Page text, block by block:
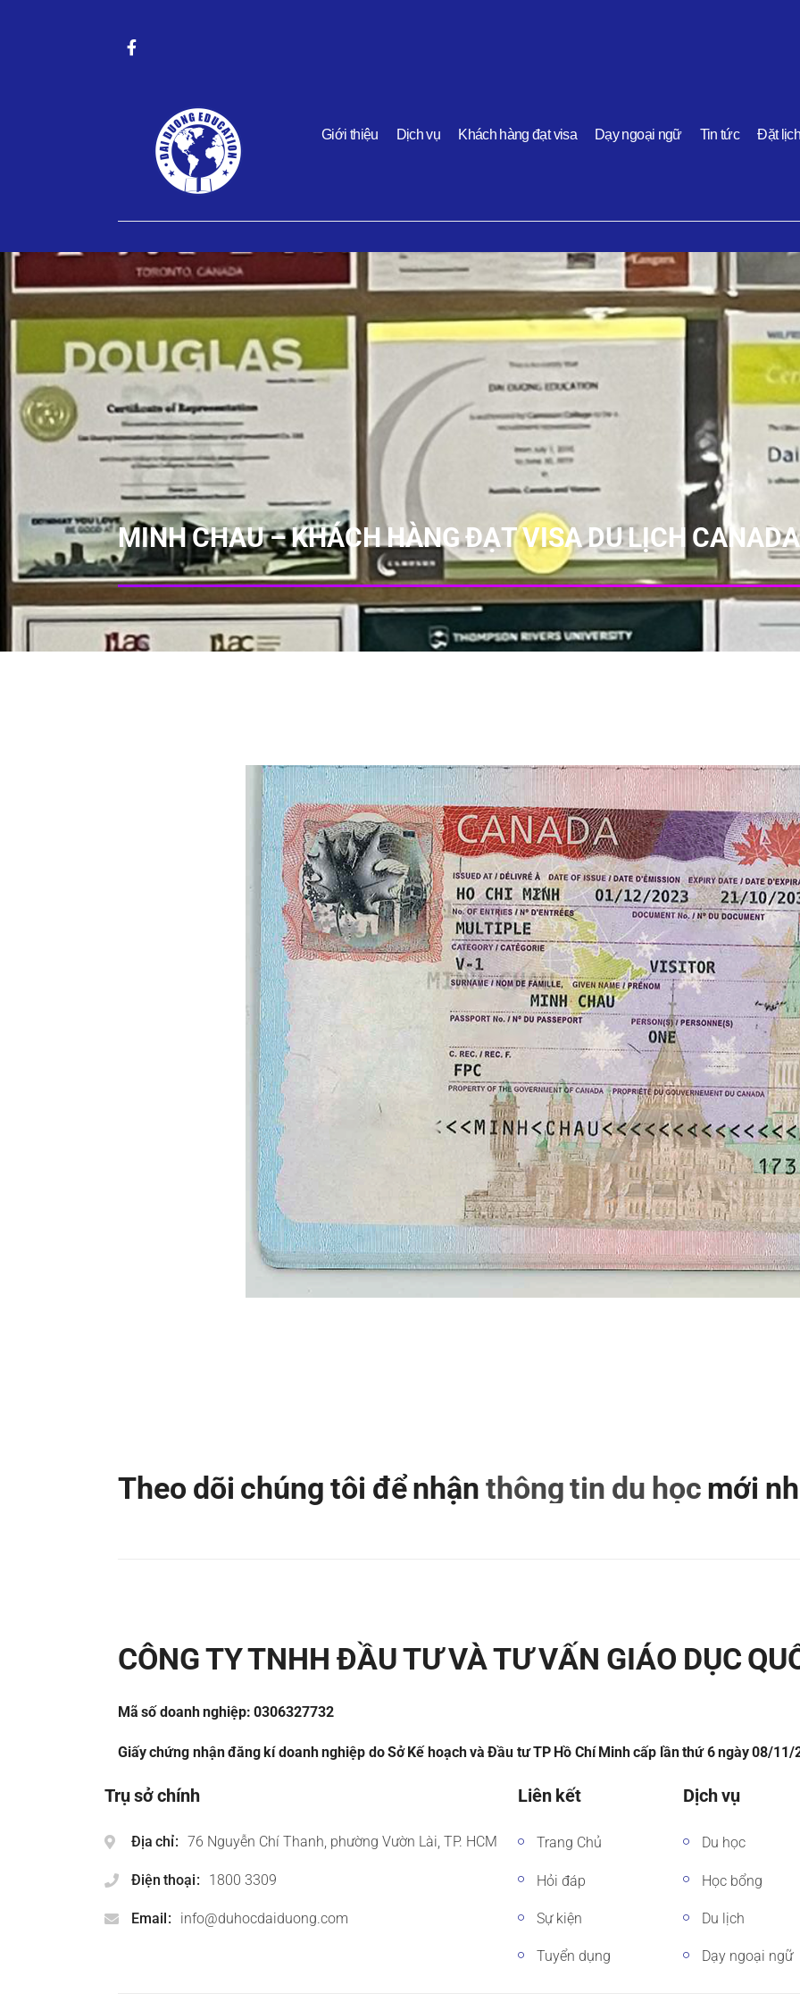
Giới thiệu Dịch vụ Khách hàng đạt visa Dạy ngoại ngữ Tin tức Đặt
MINH CHAU – KHÁCH HÀNG ĐẠT VISA DU LỊCH CANADA
Theo dõi chúng tôi để nhận thông tin du học mới
CÔNG TY TNHH ĐẦU TƯ VÀ TƯ VẤN GIÁO DỤC
Mã số doanh nghiệp: 0306327732
Giấy chứng nhận đăng kí doanh nghiệp do Sở Kế hoạch và Đầu tư TP Hồ Chí Minh cấp lần thứ 6 ngày 08/11/
Trụ sở chính
Địa chỉ 76 Nguyễn Chí Thanh, phường Vườn Lài, TP. HCM
Điện thoại 1800 3309
Email info@duhocdaiduong.com
Liên kết
Trang Chủ
Hỏi đáp
Sự kiện
Tuyển dụng
Dịch vụ
Du học
Học bổng
Du lịch
Dạy ngoại ngữ